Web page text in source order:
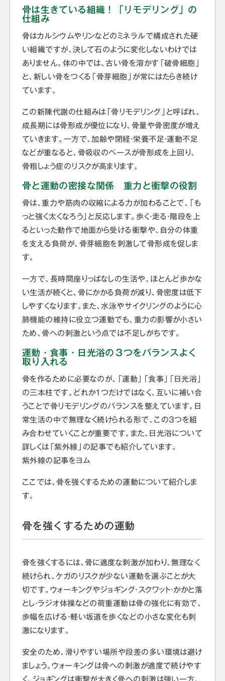
骨は生きている組織！「リモデリング」の
仕組み
骨はカルシウムやリンなどのミネラルで構成された硬
い組織ですが、決して石のように変化しないわけでは
ありません。体の中では、古い骨を溶かす「破骨細胞」
と、新しい骨をつくる「骨芽細胞」が常にはたらき続け
ています。
この新陳代謝の仕組みは「骨リモデリング」と呼ばれ、
成長期には骨形成が優位になり、骨量や骨密度が増え
ていきます。一方で、加齢や閉経・栄養不足・運動不足
などが重なると、骨吸収のペースが骨形成を上回り、
骨粗しょう症のリスクが高まります。
骨と運動の密接な関係 重力と衝撃の役割
骨は、重力や筋肉の収縮による力が加わることで、「も
っと強く太くなろう」と反応します。歩く・走る・階段を上
るといった動作で地面から受ける衝撃や、自分の体重
を支える負荷が、骨芽細胞を刺激して骨形成を促しま
す。
一方で、長時間座りっぱなしの生活や、ほとんど歩かな
い生活が続くと、骨にかかる負荷が減り、骨密度は低下
しやすくなります。また、水泳やサイクリングのように心
肺機能の維持に役立つ運動でも、重力の影響が小さい
ため、骨への刺激という点では不足しがちです。
運動・食事・日光浴の３つをバランスよく
取り入れる
骨を作るために必要なのが、「運動」「食事」「日光浴」
の三本柱です。どれか1つだけではなく、互いに補い合
うことで骨リモデリングのバランスを整えています。日
常生活の中で無理なく続けられる形で、この３つを組
み合わせていくことが重要です。また、日光浴について
詳しくは「紫外線」の記事でも紹介しています。
紫外線の記事をヨム
ここでは、骨を強くするための運動について紹介しま
す。
骨を強くするための運動
骨を強くするには、骨に適度な刺激が加わり、無理なく
続けられ、ケガのリスクが少ない運動を選ぶことが大
切です。ウォーキングやジョギング・スクワット・かかと落
とし・ラジオ体操などの荷重運動は骨の強化に有効で、
歩幅を広げる・軽い坂道を歩くなどの小さな変化も刺
激になります。
安全のため、滑りやすい場所や段差の多い環境は避け
ましょう。ウォーキングは骨への刺激が適度で続けやす